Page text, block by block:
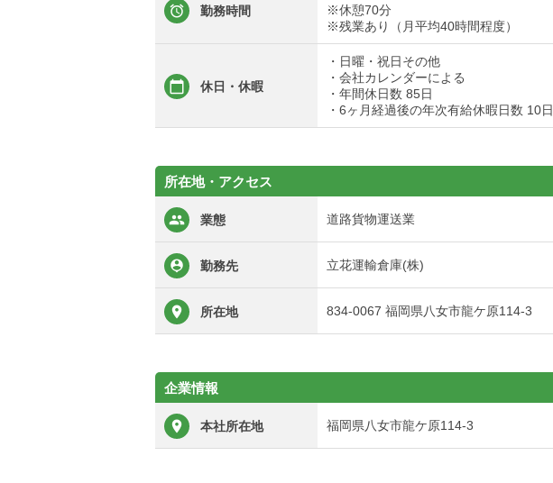
勤務時間
※休憩70分
※残業あり（月平均40時間程度）
休日・休暇
・日曜・祝日その他
・会社カレンダーによる
・年間休日数 85日
・6ヶ月経過後の年次有給休暇日数 10日
所在地・アクセス
業態 道路貨物運送業
勤務先 立花運輸倉庫(株)
所在地 834-0067 福岡県八女市龍ケ原114-3
企業情報
本社所在地 福岡県八女市龍ケ原114-3